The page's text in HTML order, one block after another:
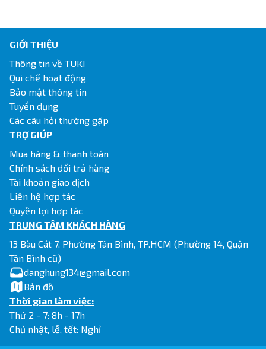
GIỚI THIỆU
Thông tin về TUKI
Qui chế hoạt động
Bảo mật thông tin
Tuyển dụng
Các câu hỏi thường gặp
TRỢ GIÚP
Mua hàng & thanh toán
Chính sách đổi trả hàng
Tài khoản giao dịch
Liên hệ hợp tác
Quyền lợi hợp tác
TRUNG TÂM KHÁCH HÀNG
13 Bàu Cát 7, Phường Tân Bình, TP.HCM (Phường 14, Quận
Tân Bình cũ)
danghung134@gmail.com
Bản đồ
Thời gian làm việc:
Thứ 2 - 7: 8h - 17h
Chủ nhật, lễ, tết: Nghỉ